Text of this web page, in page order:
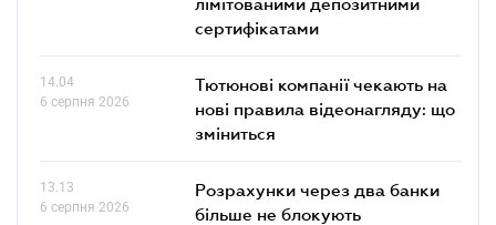
сертифікатами
14.04
6 серпня 2026
Тютюнові компанії чекають на
нові правила відеонагляду: що
зміниться
13.13
6 серпня 2026
Розрахунки через два банки
більше не блокують